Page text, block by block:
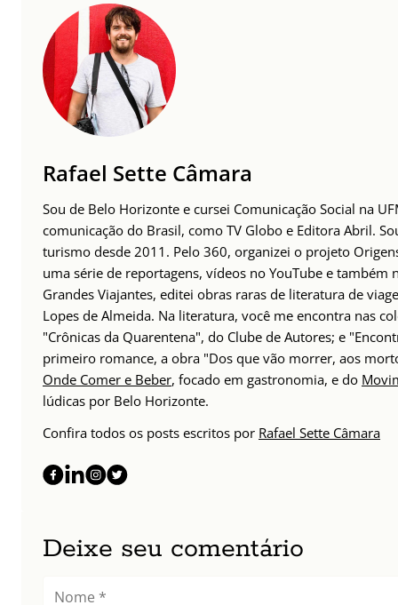
Rafael Sette Câmara
Sou de Belo Horizonte e cursei Comunicação Social na
comunicação do Brasil, como TV Globo e Editora Abril.
turismo desde 2011. Pelo 360, organizei o projeto
uma série de reportagens, vídeos no YouTube e
Grandes Viajantes, editei obras raras de literatura de
Lopes de Almeida. Na literatura, você me encontra nas
"Crônicas da Quarentena", do Clube de Autores; e
primeiro romance, a obra "Dos que vão morrer, aos
Onde Comer e Beber, focado em gastronomia, e do
lúdicas por Belo Horizonte.
Confira todos os posts escritos por Rafael Sette Câmara
Deixe seu comentário